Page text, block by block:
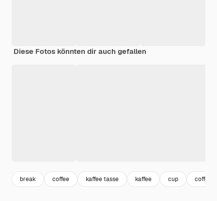
Diese Fotos könnten dir auch gefallen
break coffee kaffee tasse kaffee cup coffee